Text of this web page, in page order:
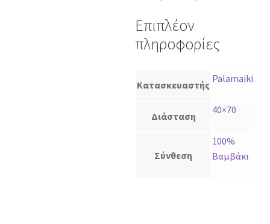
Επιπλέον
πληροφορίες
Κατασκευαστής
Palamaiki
Διάσταση
40×70
Σύνθεση
100%
Βαμβάκι